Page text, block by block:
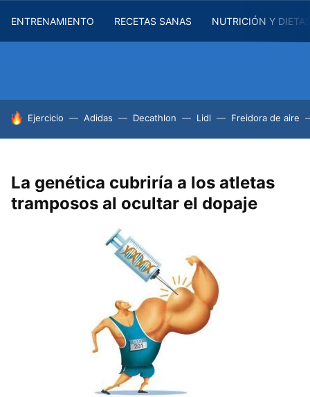
ENTRENAMIENTO RECETAS SANAS NUTRICIÓN Y
HOY SE HABLA DE
Ejercicio Adidas Decathlon Lidl Freidora de aire
La genética cubriría a los atletas
tramposos al ocultar el dopaje